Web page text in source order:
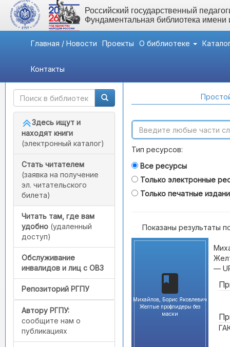
Российский государственный
Фундаментальная библиотека
Главная / Новости Проекты О библиотеке
Контакты
Быстрый доступ
Здесь ищут и
находят книги
(электронный каталог)
Стать читателем
(заявка на получение
эл. читательского
билета)
Читать там, где вам
удобно (удаленный
доступ)
Обслуживание
инвалидов и лиц с ОВЗ
Репозиторий РГПУ
Автору РГПУ:
сообщите нам о
публикациях
Тип ресурсов:
Все ресурсы
Только электронные
Только печатные
Показаны результаты
Михайлов, Борис Яковлевич
Желтые профлидеры без
маски
—